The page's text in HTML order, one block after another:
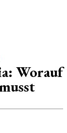
Worauf